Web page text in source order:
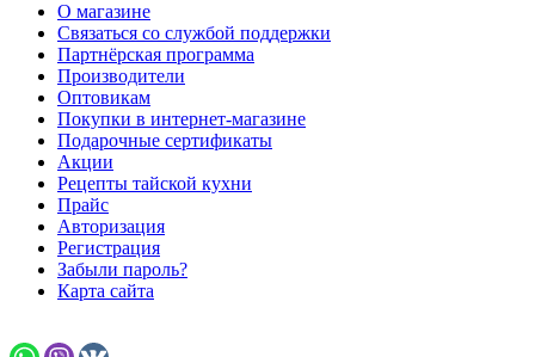
О магазине
Связаться со службой поддержки
Партнёрская программа
Производители
Оптовикам
Покупки в интернет-магазине
Подарочные сертификаты
Акции
Рецепты тайской кухни
Прайс
Авторизация
Регистрация
Забыли пароль?
Карта сайта